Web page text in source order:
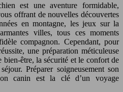
est une aventure formidable,
offrant de nouvelles découvertes
en montagne, les jeux sur la
villes, tous ces moments
compagnon. Cependant, pour
une préparation méticuleuse
bien-être, la sécurité et le confort de
Préparer soigneusement son
canin est la clé d’un voyage